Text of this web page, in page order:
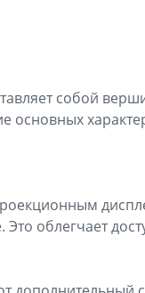
собой
облегчает